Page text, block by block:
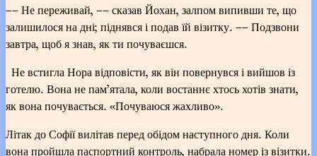
–– Не переживай, –– сказав Йохан, залпом випивши те, що
залишилося на дні; піднявся і подав їй візитку. –– Подзвони
завтра, щоб я знав, як ти почуваєшся.
Не встигла Нора відповісти, як він повернувся і вийшов із
готелю. Вона не пам’ятала, коли востаннє хтось хотів знати,
як вона почувається. «Почуваюся жахливо».
Літак до Софії вилітав перед обідом наступного дня. Коли
вона пройшла паспортний контроль, набрала номер із візитки.